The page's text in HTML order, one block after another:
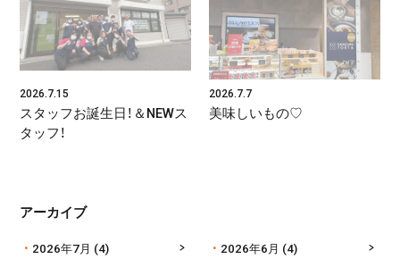
2026.7.15
スタッフお誕生日！＆NEWス
タッフ！
2026.7.7
美味しいもの♡
アーカイブ
2026年7月 (4) 2026年6月 (4)